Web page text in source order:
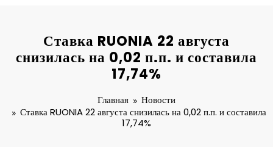
Ставка RUONIA 22 августа
снизилась на 0,02 п.п. и составила
17,74%
Главная
Новости
Ставка RUONIA 22 августа снизилась на 0,02 п.п. и составила
17,74%